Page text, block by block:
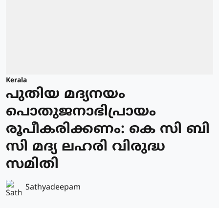
Kerala
പുതിയ മദ്യനയം
പൊതുജനാഭിപ്രായം
രൂപീകരിക്കണം: കെ സി ബി
സി മദ്യ ലഹരി വിരുദ്ധ
സമിതി
Sathyadeepam